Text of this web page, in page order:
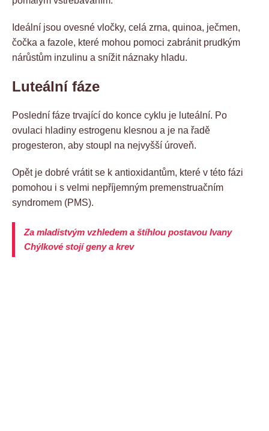
Ideální jsou ovesné vločky, celá zrna, quinoa, ječmen,
čočka a fazole, které mohou pomoci zabránit prudkým
nárůstům inzulinu a snížit náznaky hladu.
Luteální fáze
Poslední fáze trvající do konce cyklu je luteální. Po
ovulaci hladiny estrogenu klesnou a je na řadě
progesteron, aby stoupl na nejvyšší úroveň.
Opět je dobré vrátit se k antioxidantům, které v této fázi
pomohou i s velmi nepříjemným premenstruačním
syndromem (PMS).
Za mladistvým vzhledem a štíhlou postavou Ivany
Chýlkové stojí geny a krev